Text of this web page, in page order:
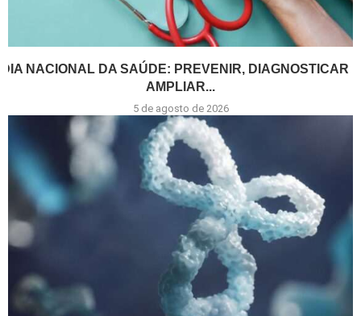
DIA NACIONAL DA SAÚDE: PREVENIR, DIAGNOSTICAR E
AMPLIAR...
5 de agosto de 2026